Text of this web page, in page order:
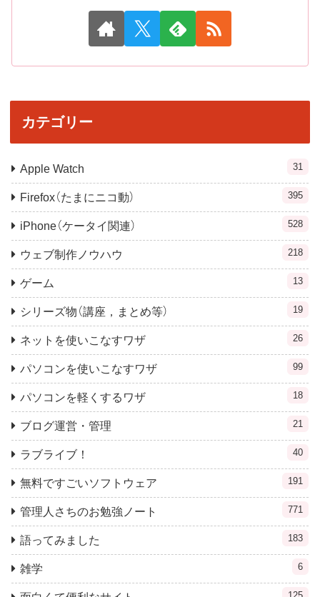
カテゴリー
Apple Watch 31
Firefox（たまにニコ動） 395
iPhone（ケータイ関連） 528
ウェブ制作ノウハウ 218
ゲーム 13
シリーズ物（講座，まとめ等） 19
ネットを使いこなすワザ 26
パソコンを使いこなすワザ 99
パソコンを軽くするワザ 18
ブログ運営・管理 21
ラブライブ！ 40
無料ですごいソフトウェア 191
管理人さちのお勉強ノート 771
語ってみました 183
雑学 6